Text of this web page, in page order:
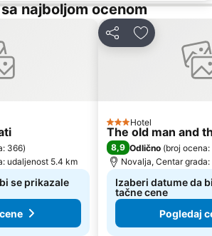
najboljom ocenom
366)
udaljenost 5.4 km
se prikazale
Deli Dodati u
3 Zvezdice
Hotel
The old man and
8,9 Odlično (broj
Novalja, Centar
Izaberi datume da
tačne cene
Pogledaj